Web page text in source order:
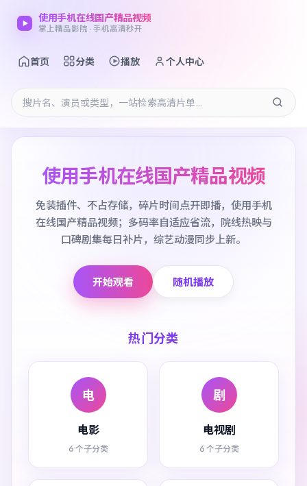
使用手机在线国产精品视频
掌上精品影院 · 手机高清秒开
首页 分类 播放 个人中心
使用手机在线国产精品视频
免装插件、不占存储，碎片时间点开即播，使用手机
在线国产精品视频；多码率自适应省流，院线热映与
口碑剧集每日补片，综艺动漫同步上新。
开始观看 随机播放
热门分类
电
电影
6 个子分类
剧
电视剧
6 个子分类